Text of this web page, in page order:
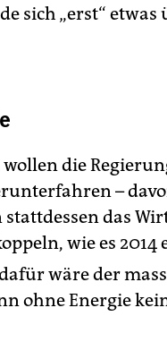
sich „erst“
die
–
das
wie es
wäre der
ohne Energie